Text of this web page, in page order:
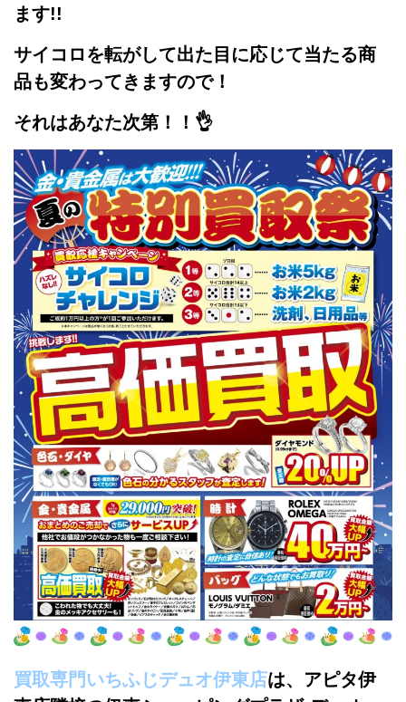
ます!!
サイコロを転がして出た目に応じて当たる商
品も変わってきますので！
それはあなた次第！！👌
買取専門いちふじデュオ伊東店は、アピタ伊